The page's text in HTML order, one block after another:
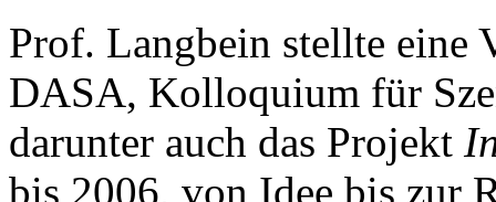
Prof. Langbein stellte eine
DASA, Kolloquium für
darunter auch das Projekt
bis 2006, von Idee bis zur